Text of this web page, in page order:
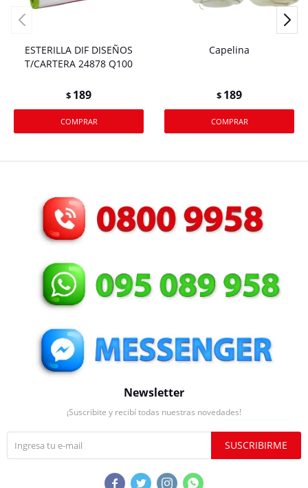
ESTERILLA DIF DISEÑOS
T/CARTERA 24878 Q100
$ 189
Capelina
$ 189
Newsletter
¡Suscribite y recibí todas nuestras novedades!
SUSCRIBIRME
   